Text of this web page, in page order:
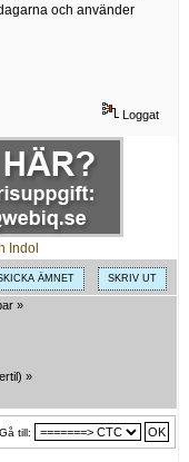
och använder
Loggat
ÄMNET SKRIV UT
»
) »
Gå till: